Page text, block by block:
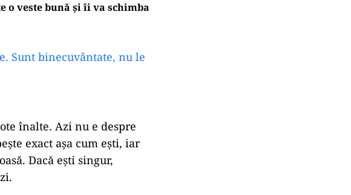
o veste bună și îi va schimba
Sunt binecuvântate, nu le
înalte. Azi nu e despre
exact așa cum ești, iar
Dacă ești singur,